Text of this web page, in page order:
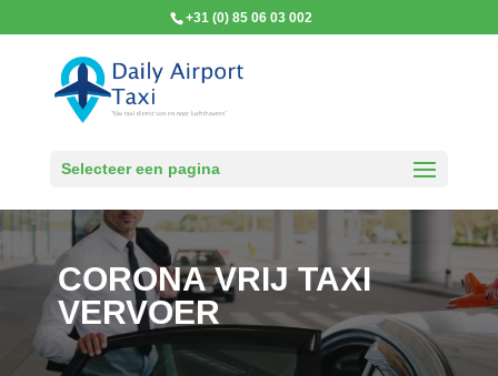
+31 (0) 85 06 03 002
Selecteer een pagina
CORONA VRIJ TAXI
VERVOER